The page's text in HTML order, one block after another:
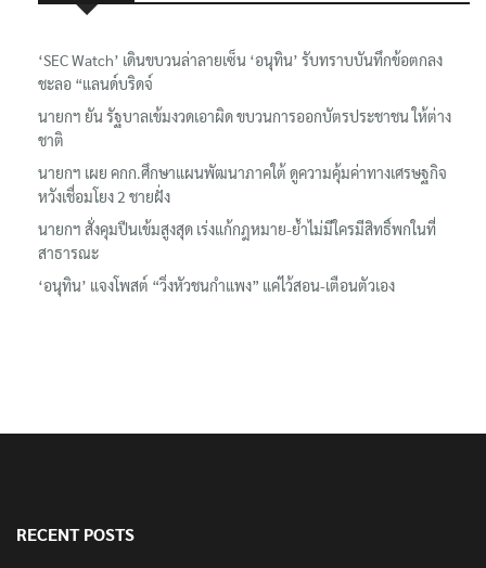
‘SEC Watch’ เดินขบวนล่าลายเซ็น ‘อนุทิน’ รับทราบบันทึกข้อตกลง
ชะลอ “แลนด์บริดจ์
นายกฯ ยัน รัฐบาลเข้มงวดเอาผิด ขบวนการออกบัตรประชาชน ให้ต่าง
ชาติ
นายกฯ เผย คกก.ศึกษาแผนพัฒนาภาคใต้ ดูความคุ้มค่าทางเศรษฐกิจ
หวังเชื่อมโยง 2 ชายฝั่ง
นายกฯ สั่งคุมปืนเข้มสูงสุด เร่งแก้กฎหมาย-ย้ำไม่มีใครมีสิทธิ์พกในที่
สาธารณะ
‘อนุทิน’ แจงโพสต์ “วิ่งหัวชนกำแพง” แค่ไว้สอน-เตือนตัวเอง
RECENT POSTS